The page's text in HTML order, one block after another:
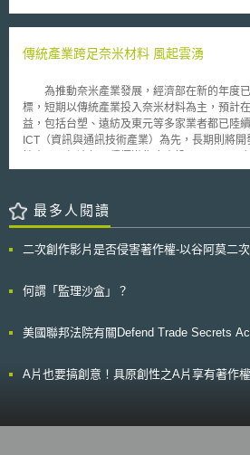
機構、海洋裝置專家等領域組成世界級的團隊
助瞭解導入離岸渦輪機、連接渦輪機與電網的
在實際的沿海環境測試能提供有價值的資訊
時，美國參議院於2012年3月，否決了風能業
稅優惠方案將於年底屆至。此優惠是針對風能
者紛紛表示，終止此補貼將會影響美國風能的
取。
調，應同時平等地考量並兼顧到產業、環境及
該委員會於限制與管理流程上，亦扮演著重要
學物質管理有關之立法措施所將可能導致歐洲
問題，提出相關意見。而目前，就於化學品範
所將產生的衝擊進行社會經濟面之評估而言，
領域。 此外，透過此次會議，除決定了該委員會日後運作之模式外，
也達成共識ㄧ致認為：透過此種模式，將能夠
已預定將於10月份召開。
傳統產業跨足奈米材料 風起雲湧
為推動奈米產業發展，經濟部在新的年度已
標，短期以傳統產業投入奈米材料為主，預計
益，包括台塑、遠紡及東元等多家業者都已陸
ICT（資訊與通訊技術產業）為先，長期則將
的公司，包括台塑進入奈米碳酸鈣、東元奈米
料樹脂、奈米有機／無機混成樹脂材料、奈米
奈米薄膜產品及TiO2光觸媒。此外，遠紡、中
院合作開發機能性尼龍奈米新合纖；和成也進
冷氣機；東元電機動作更大，發展奈米冰箱、
於100GB）、微燃料電池、個人診斷儀器、生
生醫、能源產業等革新性產品為主，約需10至
最多人閱讀
二次創作影片是否侵害著作權-以谷阿莫二
何謂「監理沙盒」？
美國聯邦法院有關Defend Trade Secrets
A片也要搞創意！具原創性之A片享有著作權